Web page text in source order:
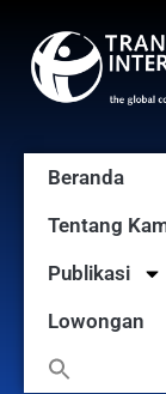
Beranda
Tentang
Publikasi
Lowongan